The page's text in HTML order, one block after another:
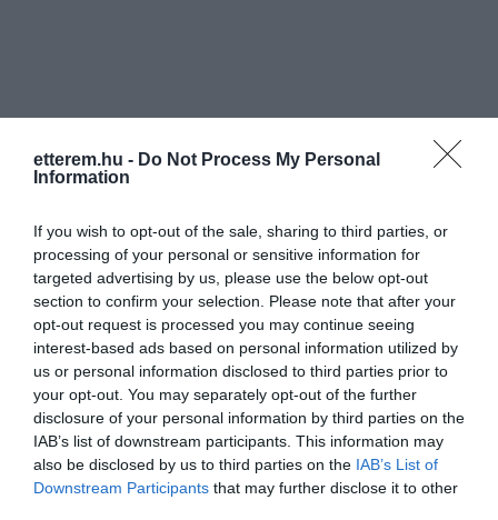
etterem.hu - Do Not Process My Personal
Information
If you wish to opt-out of the sale, sharing to third parties, or
processing of your personal or sensitive information for
targeted advertising by us, please use the below opt-out
section to confirm your selection. Please note that after your
opt-out request is processed you may continue seeing
interest-based ads based on personal information utilized by
us or personal information disclosed to third parties prior to
your opt-out. You may separately opt-out of the further
disclosure of your personal information by third parties on the
IAB’s list of downstream participants. This information may
also be disclosed by us to third parties on the IAB’s List of
Downstream Participants that may further disclose it to other